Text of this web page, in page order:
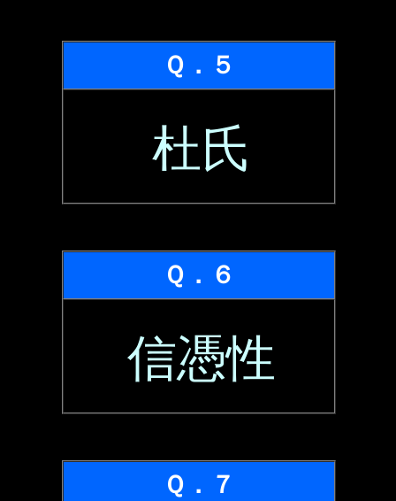
Ｑ．５
杜氏
Ｑ．６
信憑性
Ｑ．７